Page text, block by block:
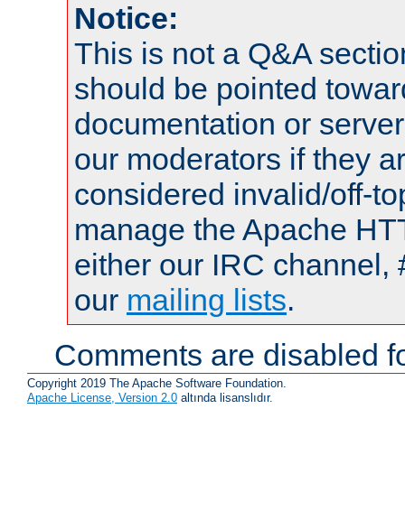
Notice:
This is not a Q&A
should be pointed
documentation or
our moderators if they
considered invalid/off-
manage the Apache
either our IRC channel,
our mailing lists.
Comments are disabled
Copyright 2019 The Apache Software Foundation.
Apache License, Version 2.0 altında lisanslıdır.